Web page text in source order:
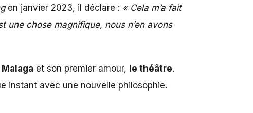
en janvier 2023, il déclare : « Cela m’a fait
une chose magnifique, nous n’en avons
et son premier amour, le théâtre.
instant avec une nouvelle philosophie.